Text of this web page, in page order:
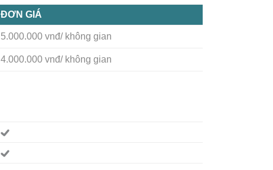
ĐƠN GIÁ
5.000.000 vnđ/ không gian
4.000.000 vnđ/ không gian